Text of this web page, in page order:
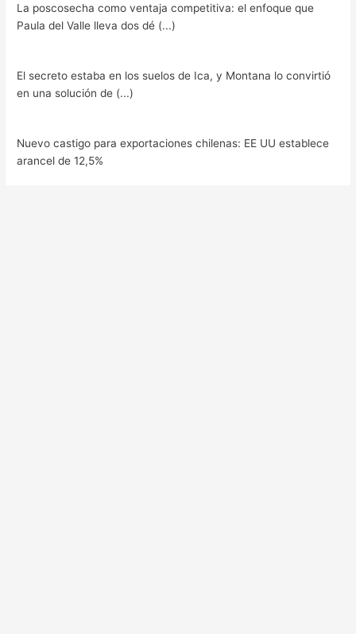
La poscosecha como ventaja competitiva: el enfoque que
Paula del Valle lleva dos dé (...)
El secreto estaba en los suelos de Ica, y Montana lo convirtió
en una solución de (...)
Nuevo castigo para exportaciones chilenas: EE UU establece
arancel de 12,5%